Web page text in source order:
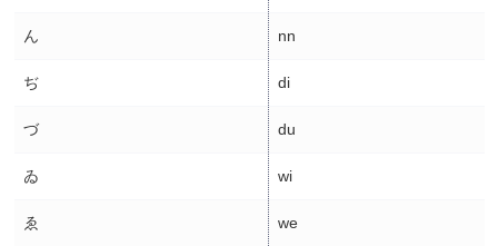
ん nn
ぢ di
づ du
ゐ wi
ゑ we